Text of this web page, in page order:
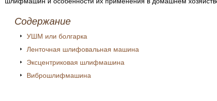
Содержание
УШМ или болгарка
Ленточная шлифовальная машина
Эксцентриковая шлифмашина
Виброшлифмашина